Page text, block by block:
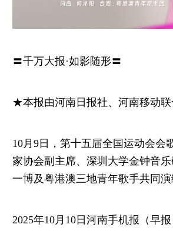
〓千万大报·如影随形〓
★本报由河南日报社、河南移动联
10月9日，第十五届全国运动会会
家协会副主席、深圳大学金钟音
一博及粤港澳三地青年歌手共同演
2025年10月10日河南手机报（早